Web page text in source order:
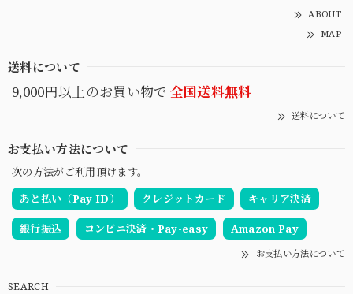
ABOUT
MAP
送料について
9,000円以上のお買い物で 全国送料無料
送料について
お支払い方法について
次の方法がご利用頂けます。
あと払い（Pay ID）
クレジットカード キャリア決済
銀行振込 コンビニ決済・Pay-easy Amazon Pay
お支払い方法について
SEARCH